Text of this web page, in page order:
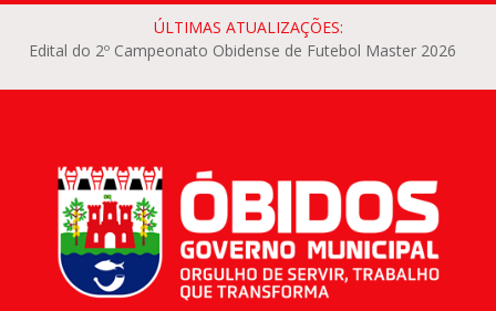
ÚLTIMAS ATUALIZAÇÕES:
Edital do 2º Campeonato Obidense de Futebol Master 2026